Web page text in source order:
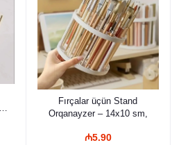
Fırçalar üçün Stand
Orqanayzer – 14x10 sm,
₼5.90